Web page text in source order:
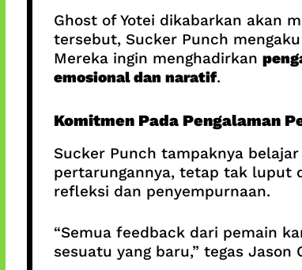
Ghost of Yotei dikabarkan akan
tersebut, Sucker Punch
Mereka ingin menghadirkan
emosional dan naratif.
Komitmen Pada Pengalaman
Sucker Punch tampaknya
pertarungannya, tetap tak luput
refleksi dan penyempurnaan.
“Semua feedback dari pemain
sesuatu yang baru,” tegas Jason